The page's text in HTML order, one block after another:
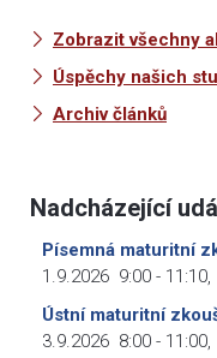
Zobrazit všechny
Úspěchy našich
Archiv článků
Nadcházející
Písemná maturitní
1.9.2026 9:00 - 11:10,
Ústní maturitní
3.9.2026 8:00 - 11:00,